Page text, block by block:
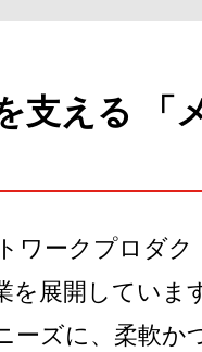
支える 「
ワークプロダク
を展開していま
ーズに、柔軟か